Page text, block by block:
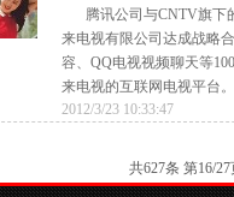
腾讯公司与CNTV旗下
来电视有限公司达成战略
容、QQ电视视频聊天等
来电视的互联网电视平台
2012/3/23 10:33:47
共627条 第